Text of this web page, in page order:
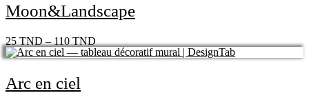
Moon&Landscape
25TND–110TND
Arc en ciel